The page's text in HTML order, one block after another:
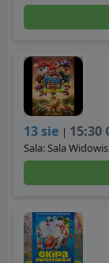
13 sie | 15:30
Sala: Sala